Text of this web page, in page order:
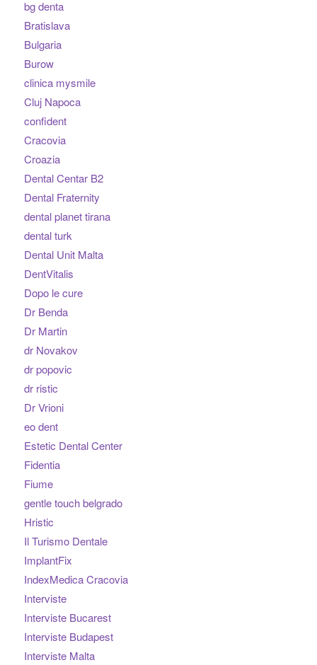
bg denta
Bratislava
Bulgaria
Burow
clinica mysmile
Cluj Napoca
confident
Cracovia
Croazia
Dental Centar B2
Dental Fraternity
dental planet tirana
dental turk
Dental Unit Malta
DentVitalis
Dopo le cure
Dr Benda
Dr Martin
dr Novakov
dr popovic
dr ristic
Dr Vrioni
eo dent
Estetic Dental Center
Fidentia
Fiume
gentle touch belgrado
Hristic
Il Turismo Dentale
ImplantFix
IndexMedica Cracovia
Interviste
Interviste Bucarest
Interviste Budapest
Interviste Malta